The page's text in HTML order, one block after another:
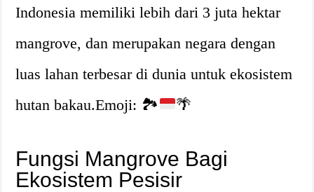
Indonesia memiliki lebih dari 3 juta hektar
mangrove, dan merupakan negara dengan
luas lahan terbesar di dunia untuk ekosistem
hutan bakau.Emoji: 🏞️ 🌴
Fungsi Mangrove Bagi
Ekosistem Pesisir